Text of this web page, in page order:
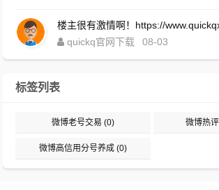
楼主很有激情啊！https://
quickq官网下载
08-03
标签列表
微博老号交易 (0) 微博热
微博高信用分号养成 (0)